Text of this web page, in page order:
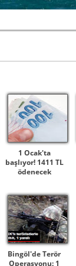
1 Ocak'ta
başlıyor! 1411 TL
ödenecek
Bingöl'de Terör
Operasyonu: 1